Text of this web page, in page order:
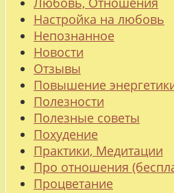
Настройка на любовь
Непознанное
Новости
Отзывы
Повышение
Полезности
Полезные советы
Похудение
Практики, Медитации
Про отношения
Процветание